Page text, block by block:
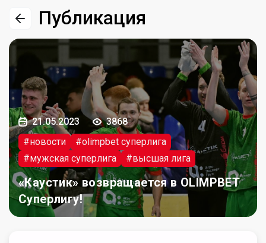
Публикация
21.05.2023
3868
#новости
#olimpbet суперлига
#мужская суперлига
#высшая лига
«Каустик» возвращается в OLIMPBET
Суперлигу!